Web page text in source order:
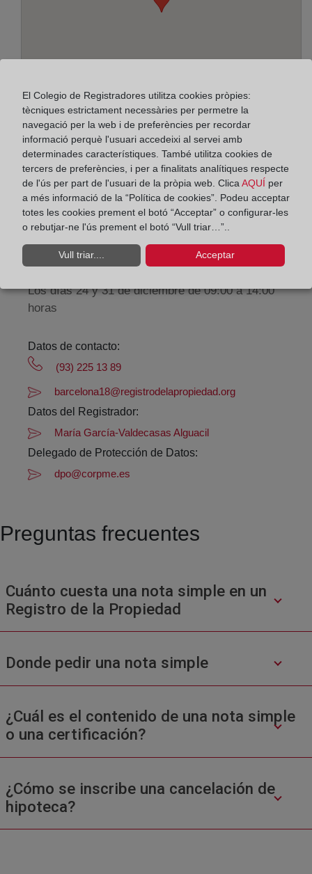
Adreça:
Paseo de la Zona Franca, 109-Edif. Torre Marina,
8038
Horario:
De lunes a viernes de 09:00 a 17:00 horas
Los días 24 y 31 de diciembre de 09:00 a 14:00
horas
Datos de contacto:
(93) 225 13 89
barcelona18@registrodelapropiedad.org
Datos del Registrador:
María García-Valdecasas Alguacil
Delegado de Protección de Datos:
dpo@corpme.es
Preguntas frecuentes
Cuánto cuesta una nota simple en un
Registro de la Propiedad
Donde pedir una nota simple
¿Cuál es el contenido de una nota simple
o una certificación?
¿Cómo se inscribe una cancelación de
hipoteca?
El Colegio de Registradores utilitza cookies pròpies:
tècniques estrictament necessàries per permetre la
navegació per la web i de preferències per recordar
informació perquè l'usuari accedeixi al servei amb
determinades característiques. També utilitza cookies de
tercers de preferències, i per a finalitats analítiques respecte
de l'ús per part de l'usuari de la pròpia web. Clica AQUÍ per
a més informació de la “Política de cookies”. Podeu acceptar
totes les cookies prement el botó “Acceptar” o configurar-les
o rebutjar-ne l'ús prement el botó “Vull triar…”..
Vull triar.... Acceptar